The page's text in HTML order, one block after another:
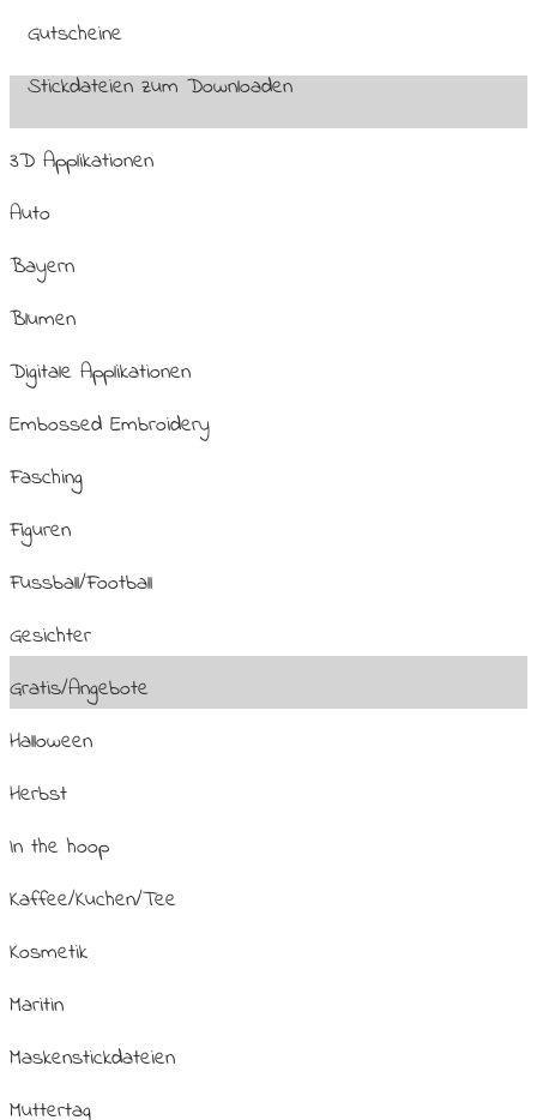
Gutscheine
Stickdateien zum Downloaden
3D Applikationen
Auto
Bayern
Blumen
Digitale Applikationen
Embossed Embroidery
Fasching
Figuren
Fussball/Football
Gesichter
Gratis/Angebote
Halloween
Herbst
In the hoop
Kaffee/Kuchen/Tee
Kosmetik
Maritin
Maskenstickdateien
Muttertag